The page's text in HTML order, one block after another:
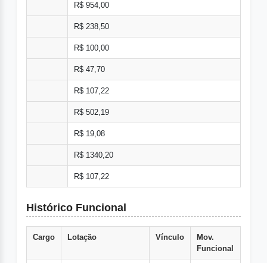
R$ 954,00
R$ 238,50
R$ 100,00
R$ 47,70
R$ 107,22
R$ 502,19
R$ 19,08
R$ 1340,20
R$ 107,22
Histórico Funcional
Cargo Lotação Vínculo
Mov.
Funcional